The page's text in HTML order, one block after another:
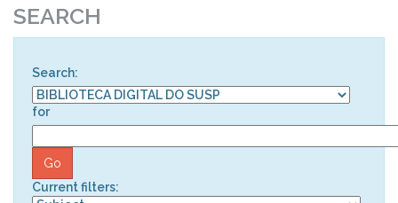
SEARCH
Search:
for
Current filters: